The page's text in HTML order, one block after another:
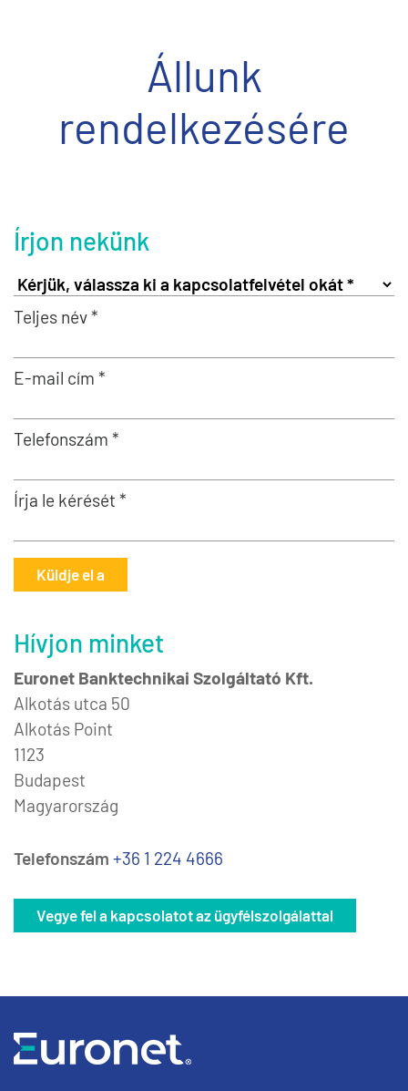
Állunk
rendelkezésére
Írjon nekünk
Teljes név *
E-mail cím *
Telefonszám *
Írja le kérését *
Küldje el a
Hívjon minket
Euronet Banktechnikai Szolgáltató Kft.
Alkotás utca 50
Alkotás Point
1123
Budapest
Magyarország
Telefonszám +36 1 224 4666
Vegye fel a kapcsolatot az ügyfélszolgálattal